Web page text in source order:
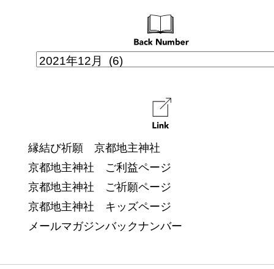
縁結び祈願 京都地主神社
京都地主神社 ご利益ページ
京都地主神社 ご祈願ページ
京都地主神社 キッズページ
メールマガジンバックナンバー